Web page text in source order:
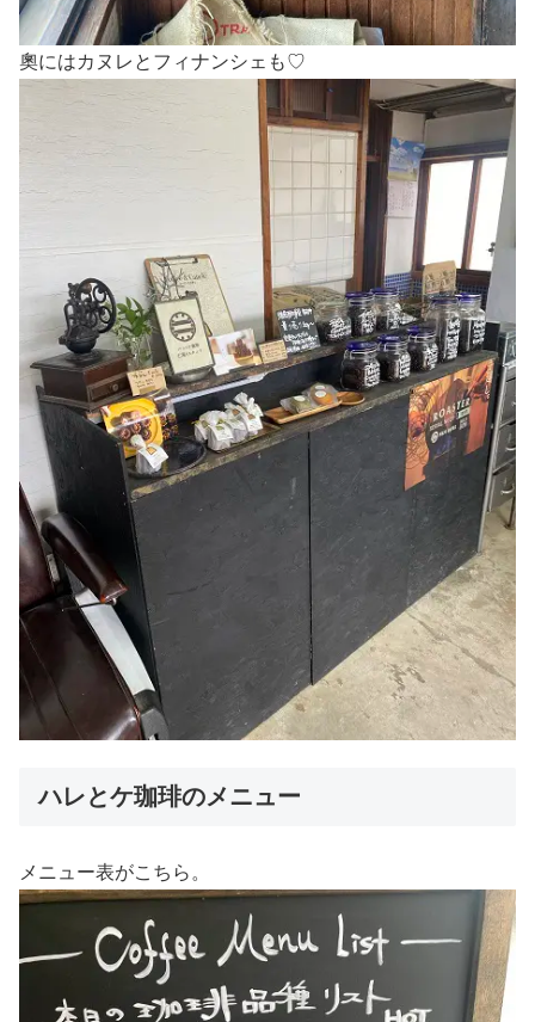
奧にはカヌレとフィナンシェも♡
ハレとケ珈琲のメニュー
メニュー表がこちら。